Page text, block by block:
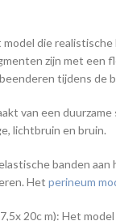
model dierealistische
zijn met een
tijdens de
van een
lichtbruin en bruin.
banden
Het perineum
20c m): Het